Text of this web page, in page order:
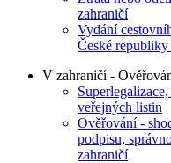
zahraničí
Vydání
České
V zahraničí -
veřejných listin
Ověřování -
podpisu,
zahraničí